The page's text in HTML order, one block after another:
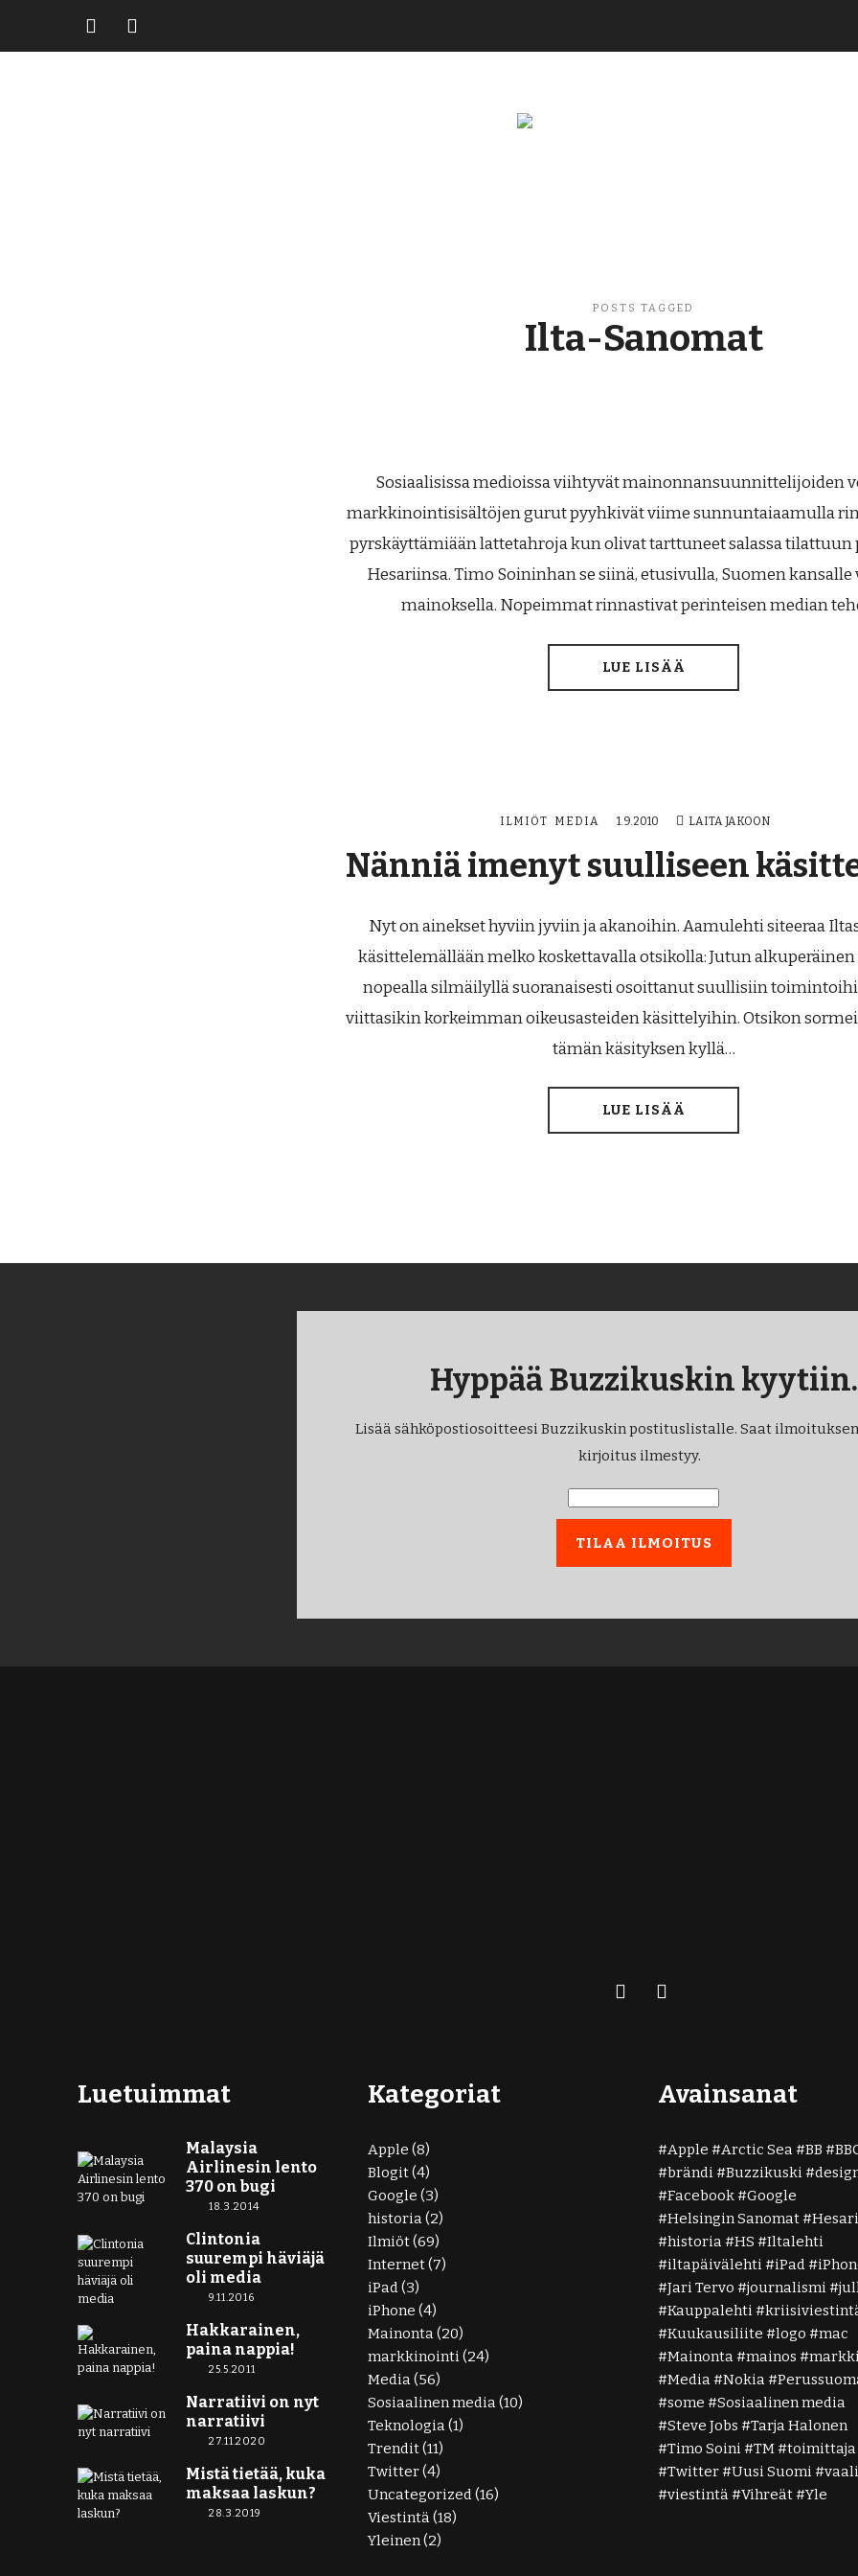
Buzzikuski
POSTS TAGGED
Ilta-Sanomat
Sosiaalisissa medioissa viihtyvät mainonnansuunnittelijoiden
markkinointisisältöjen gurut pyyhkivät viime sunnuntaiaamulla
pyrskäyttämiään lattetahroja kun olivat tarttuneet salassa tilattuun
Hesariinsa. Timo Soininhan se siinä, etusivulla, Suomen kansalle
mainoksella. Nopeimmat rinnastivat perinteisen median
LUE LISÄÄ
ILMIÖT MEDIA 1.9.2010 LAITA JAKOON
Nänniä imenyt suulliseen
Nyt on ainekset hyviin jyviin ja akanoihin. Aamulehti siteeraa
käsittelemällään melko koskettavalla otsikolla: Jutun
nopealla silmäilyllä suoranaisesti osoittanut suullisiin
viittasikin korkeimman oikeusasteiden käsittelyihin. Otsikon
tämän käsityksen kyllä…
LUE LISÄÄ
Hyppää Buzzikuskin kyytiin.
Lisää sähköpostiosoitteesi Buzzikuskin postituslistalle. Saat
kirjoitus ilmestyy.
Luetuimmat
Malaysia
Airlinesin lento
370 on bugi
18.3.2014
Clintonia
suurempi häviäjä
oli media
9.11.2016
Hakkarainen,
paina nappia!
25.5.2011
Narratiivi on nyt
narratiivi
27.11.2020
Mistä tietää, kuka
maksaa laskun?
28.3.2019
Kategoriat
Apple (8)
Blogit(4)
Google (3)
historia(2)
Ilmiöt(69)
Internet(7)
iPad(3)
iPhone (4)
Mainonta(20)
markkinointi(24)
Media(56)
Sosiaalinen media(10)
Teknologia(1)
Trendit(11)
Twitter(4)
Uncategorized(16)
Viestintä(18)
Yleinen(2)
Avainsanat
Apple Arctic Sea BB
brändi
Buzzikuski
Facebook
Google
Helsingin Sanomat
Hesari
historia
HS
Iltalehti
iltapäivälehti
iPad
Jari Tervo
journalismi
Kauppalehti
Kuukausiliite
logo
mac
Mainonta
mainos
Media
Nokia
some
Sosiaalinen media
Steve Jobs
Tarja Halonen
Timo Soini
TM
toimittaja
Twitter
Uusi Suomi
viestintä
Vihreät Yle